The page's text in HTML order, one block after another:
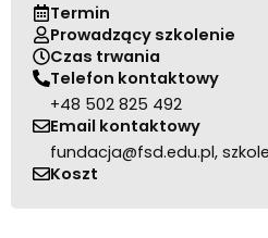
Termin
Prowadzący szkolenie
Czas trwania
Telefon kontaktowy
+48 502 825 492
Email kontaktowy
fundacja@fsd.edu.pl,
Koszt